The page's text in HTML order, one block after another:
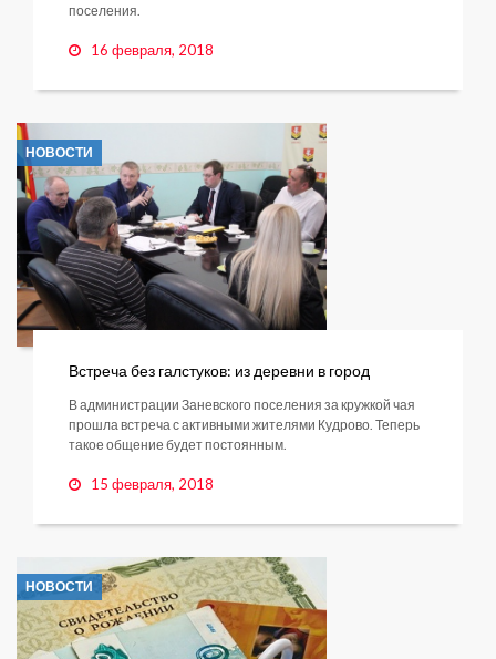
поселения.
16 февраля, 2018
НОВОСТИ
Встреча без галстуков: из деревни в город
В администрации Заневского поселения за кружкой чая
прошла встреча с активными жителями Кудрово. Теперь
такое общение будет постоянным.
15 февраля, 2018
НОВОСТИ